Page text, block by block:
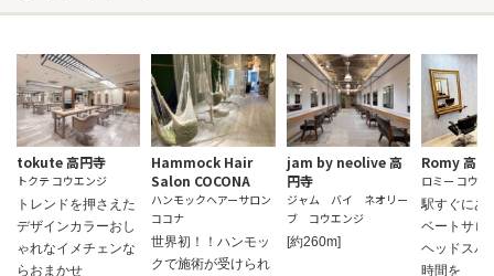
tokute 高円寺
トクテ コウエンジ
トレンドを押さえた
デザインカラーおし
ゃれなイメチェンな
らおまかせ
Hammock Hair
Salon COCONA
ハンモックヘアーサロン
ココナ
世界初！！ハンモッ
クで施術が受けられ
jam by neolive 高
円寺
ジャム バイ ネオリー
ブ コウエンジ
[約260m]
Romy 高円
ロミー コウエ
駅すぐにあ
ベートサロ
ヘッドスパ
時間を